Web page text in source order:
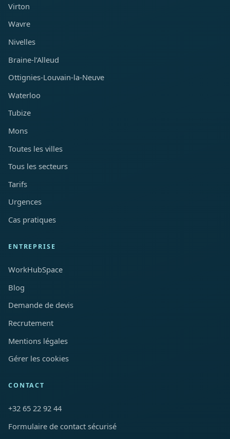
Virton
Wavre
Nivelles
Braine-l’Alleud
Ottignies-Louvain-la-Neuve
Waterloo
Tubize
Mons
Toutes les villes
Tous les secteurs
Tarifs
Urgences
Cas pratiques
ENTREPRISE
WorkHubSpace
Blog
Demande de devis
Recrutement
Mentions légales
Gérer les cookies
CONTACT
+32 65 22 92 44
Formulaire de contact sécurisé